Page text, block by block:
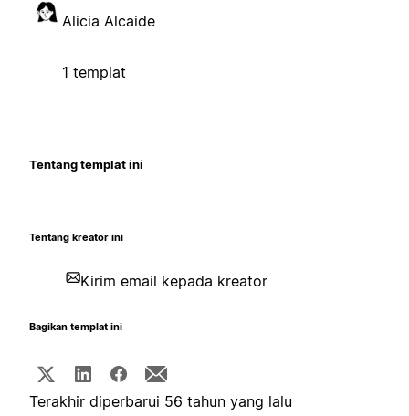
Alicia Alcaide
1 templat
Tentang templat ini
Tentang kreator ini
Kirim email kepada kreator
Bagikan templat ini
Terakhir diperbarui 56 tahun yang lalu